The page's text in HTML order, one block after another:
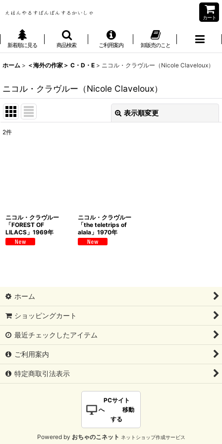
カート
新着順に見る 商品検索 ご利用案内 卸販売のこと
ホーム > ＜海外の作家＞ C・D・E > ニコル・クラヴルー（Nicole Claveloux）
ニコル・クラヴルー（Nicole Claveloux）
表示順変更
2件
ニコル・クラヴルー
「FOREST OF
LILACS」1969年
ニコル・クラヴルー
「the teletrips of
alala」1970年
ホーム
ショッピングカート
最近チェックしたアイテム
ご利用案内
特定商取引法表示
PCサイト
へ 移動
する
Powered by おちゃのこネット ネットショップ作成サービス